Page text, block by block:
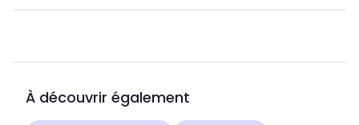
À découvrir également